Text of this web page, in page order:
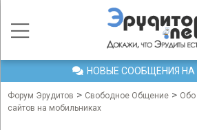
НОВЫЕ СООБЩЕНИЯ
Форум Эрудитов > Свободное Общение > Обо
сайтов на мобильниках